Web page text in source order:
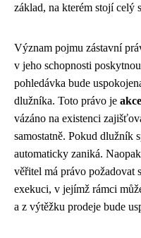
základ, na kterém stojí celý
Význam pojmu zástavní
v jeho schopnosti
pohledávka bude
dlužníka. Toto právo je
vázáno na existenci
samostatně. Pokud dlužník
automaticky zaniká.
věřitel má právo požadovat
exekuci, v jejímž rámci
a z výtěžku prodeje bude